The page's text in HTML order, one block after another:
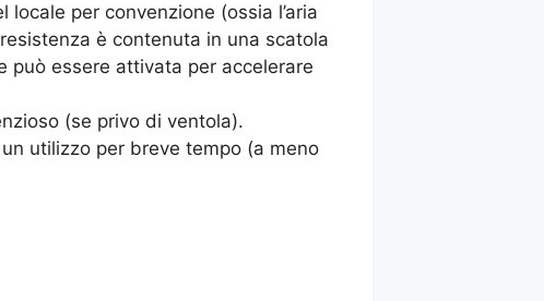
per convenzione (ossia l’aria
è contenuta in una scatola
può essere attivata per accelerare
(se privo di ventola).
utilizzo per breve tempo (a meno